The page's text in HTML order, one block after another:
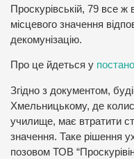
Проскурівській, 79 все ж
місцевого значення
декомунізацію.
Про це йдеться у
Згідно з документом,
Хмельницькому, де
училище, має втратити
значення. Таке рішення
позовом ТОВ